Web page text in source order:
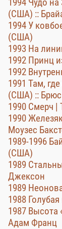
(США) ::
1994 У
(США)
1993 На
1992 Принц
1992
1991 Там,
(США) :: Брюс
1990 Смерч
1990
Моузес
1989-1996
(США)
1989
Джексон
1989
1988
1987 Высота
Адам Франц